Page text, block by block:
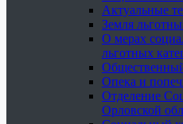
Актуальные
Земля
О мерах
льготных
Опека и
Отделение
Орловской